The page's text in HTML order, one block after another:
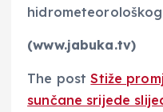
(www.jabuka.tv)
The postStiže
sunčane srijede